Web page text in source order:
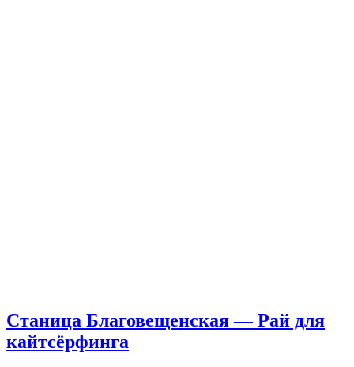
Станица Благовещенская — Рай для
кайтсёрфинга